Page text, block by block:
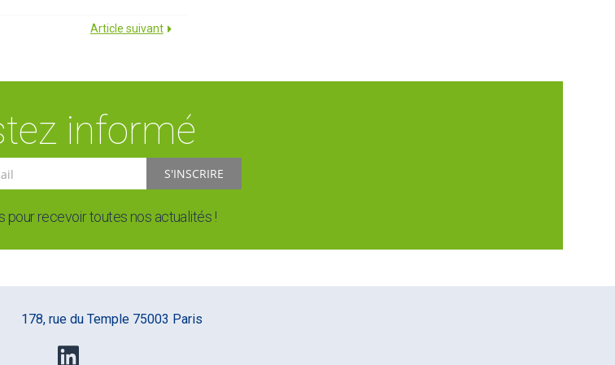
Article suivant
informé
S'INSCRIRE
pour recevoir toutes nos actualités !
178, rue du Temple 75003 Paris